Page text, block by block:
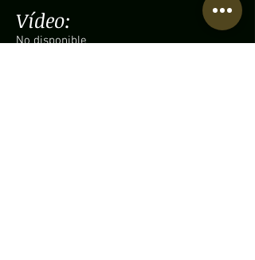
Vídeo:
No disponible